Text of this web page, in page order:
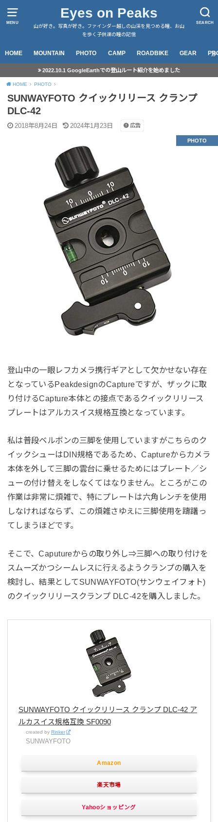
MENU SEARCH
Eyes on Peaks
山が好き。写真が好き。ファインダー越しの山渓を見つめる瞳、お山
を歩く子供達の瞳の記憶
HOME MOUNTAIN PHOTO CAMP ROADBIKE GEAR
2022.10.1 GoogleEarthでの登山ルート紹介を始めました
HOME PHOTO
SUNWAYFOTO クイックリリース クランプ
DLC-42
2018年8月24日 2024年1月23日 広告
PHOTO
登山中の一眼レフカメラ携行ギアとして欠かせない存在
となっているPeakdesignのCaptureですが、ザックに取
り付けるCapture本体との接点であるクイックリリース
プレートはアルカスイス規格互換となっています。
私は普段ベルボンの三脚を使用していますがこちらのク
イックシューはDIN規格であるため、Captureからカメラ
本体を外して三脚の雲台に乗せるためにはプレート／シ
ューの付け替えをしなくてはなりません。ところがこの
作業は非常に煩雑で、特にプレートは六角レンチを使用
しなければならず、この煩雑さゆえに三脚使用を躊躇っ
てしまうほどです。
そこで、Caputureからの取り外し⇒三脚への取り付けを
スムーズかつシームレスに行えるようクランプの購入を
検討し、結果としてSUNWAYFOTO(サンウェイフォト)
のクイックリリースクランプ DLC-42を購入しました。
SUNWAYFOTO クイックリリース クランプ DLC-42 ア
ルカスイス規格互換 SF0090
created by Rinker
SUNWAYFOTO
Amazon
楽天市場
Yahooショッピング